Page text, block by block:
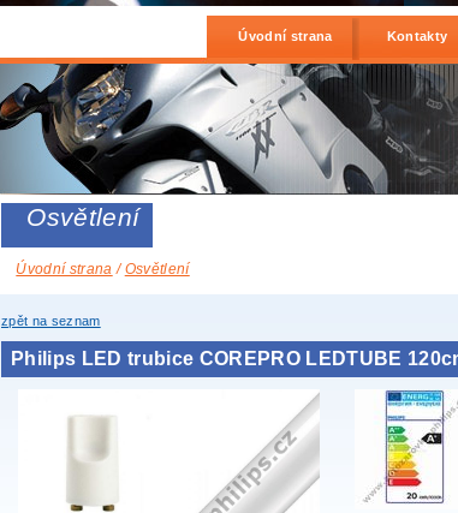
Úvodní strana Kontakty
Osvětlení
Úvodní strana /Osvětlení
zpět na seznam
Philips LED trubice COREPRO LEDTUBE